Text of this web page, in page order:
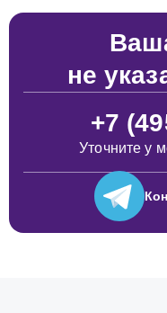
не
+7
Уточните у